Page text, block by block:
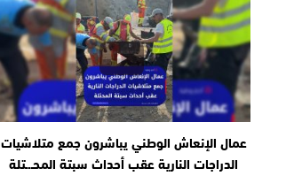
عمال الإنعاش الوطني يباشرون جمع متلاشيات
الدراجات النارية عقب أحداث سبتة المحـ.ـتلة